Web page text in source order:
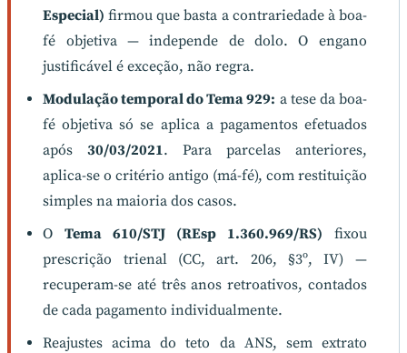
Especial) firmou que basta a contrariedade à boa-
fé objetiva — independe de dolo. O engano
justificável é exceção, não regra.
Modulação temporal do Tema 929: a tese da boa-
fé objetiva só se aplica a pagamentos efetuados
após30/03/2021. Para parcelas anteriores,
aplica-se o critério antigo (má-fé), com restituição
simples na maioria dos casos.
OTema 610/STJ (REsp 1.360.969/RS) fixou
prescrição trienal (CC, art. 206, §3º, IV) —
recuperam-se até três anos retroativos, contados
de cada pagamento individualmente.
Reajustes acima do teto da ANS, sem extrato